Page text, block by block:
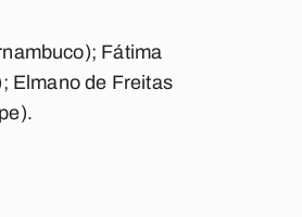
Fátima
Elmano de Freitas